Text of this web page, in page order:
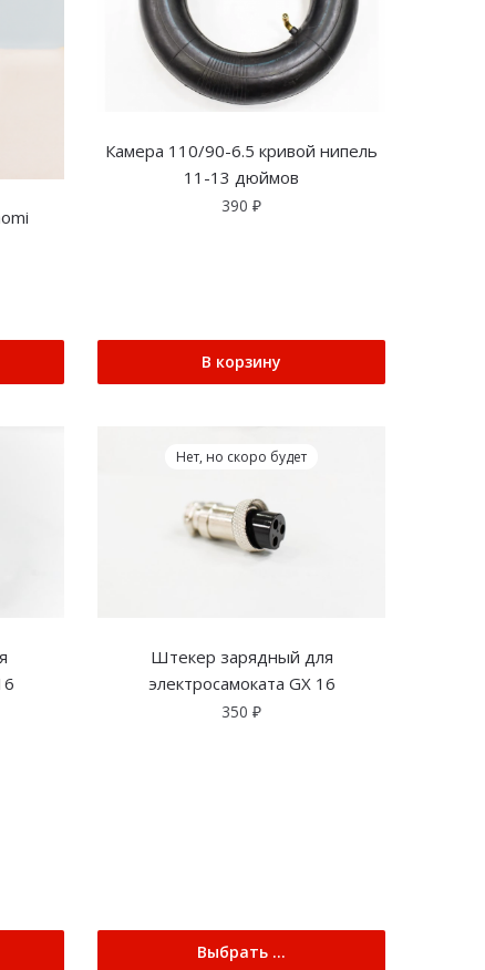
Камера 110/90-6.5 кривой нипель
11-13 дюймов
390₽
В корзину
Нет, но скоро будет
Штекер зарядный для
электросамоката GX 16
350₽
Выбрать ...